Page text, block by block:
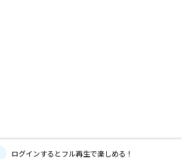
ログインするとフル再生で楽しめる！